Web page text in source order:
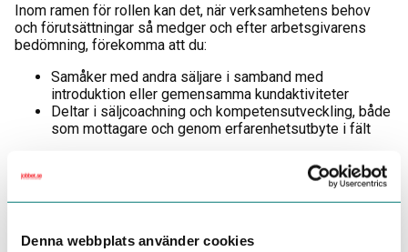
Denna webbplats använder cookies
Inom ramen för rollen kan det, när verksamhetens behov
och förutsättningar så medger och efter arbetsgivarens
bedömning, förekomma att du:
Samåker med andra säljare i samband med
introduktion eller gemensamma kundaktiviteter
Deltar i säljcoachning och kompetensutveckling, både
som mottagare och genom erfarenhetsutbyte i fält
Dessa moment utförs vid behov och enligt arbetsgivarens
instruktioner och planering och utgör inte ett fast,
aktiviteter upp till några dagar per månad, beroende på